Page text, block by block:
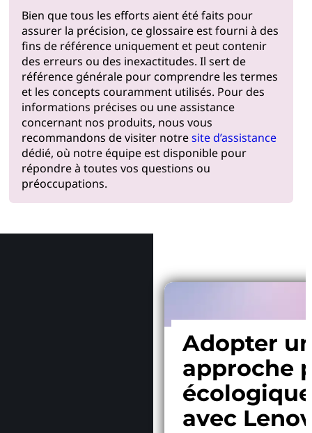
Bien que tous les efforts aient été faits pour
assurer la précision, ce glossaire est fourni à des
fins de référence uniquement et peut contenir
des erreurs ou des inexactitudes. Il sert de
référence générale pour comprendre les termes
et les concepts couramment utilisés. Pour des
informations précises ou une assistance
concernant nos produits, nous vous
recommandons de visiter notresite d’assistance
dédié, où notre équipe est disponible pour
répondre à toutes vos questions ou
préoccupations.
Adopter
approche
écologique
avec